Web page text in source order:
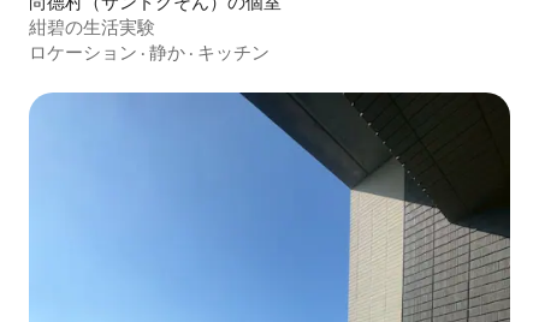
紺碧の生活実験
ロケーション · 静か · キッチン